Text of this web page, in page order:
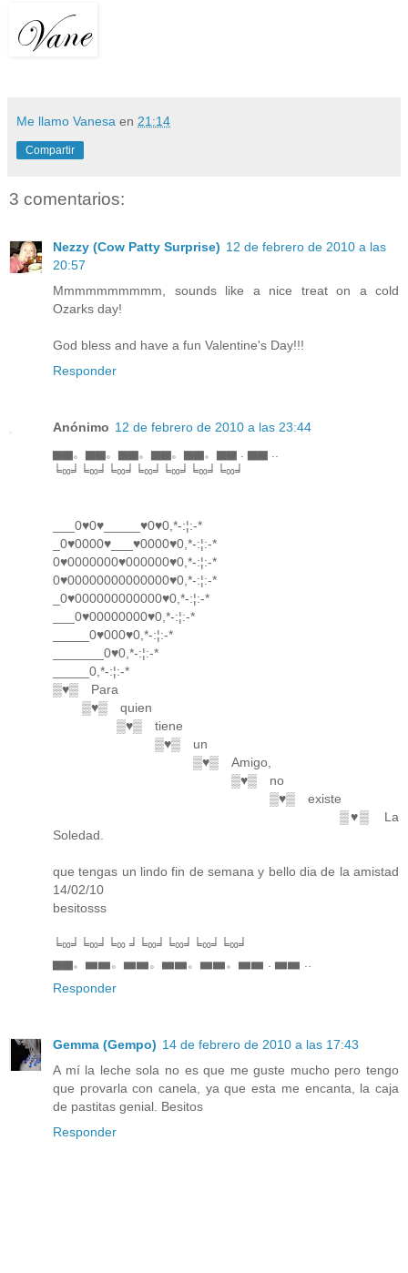
Me llamo Vanesa en 21:14
Compartir
3 comentarios:
Nezzy (Cow Patty Surprise) 12 de febrero de 2010 a las
20:57
Mmmmmmmmmm, sounds like a nice treat on a cold
Ozarks day!
God bless and have a fun Valentine's Day!!!
Responder
Anónimo 12 de febrero de 2010 a las 23:44
▅▅。▅▅。▅▅。▅▅。▅▅。▅▅ . ▅▅ ..
╘∞╛╘∞╛╘∞╛╘∞╛╘∞╛╘∞╛╘∞╛
___0♥0♥_____♥0♥0,*-:¦:-*
_0♥0000♥___♥0000♥0,*-:¦:-*
0♥0000000♥000000♥0,*-:¦:-*
0♥00000000000000♥0,*-:¦:-*
_0♥000000000000♥0,*-:¦:-*
___0♥00000000♥0,*-:¦:-*
_____0♥000♥0,*-:¦:-*
_______0♥0,*-:¦:-*
_____0,*-:¦:-*
▒♥▒ Para
▒♥▒ quien
▒♥▒ tiene
▒♥▒ un
▒♥▒ Amigo,
▒♥▒ no
▒♥▒ existe
▒♥▒ La
Soledad.
que tengas un lindo fin de semana y bello dia de la amistad
14/02/10
besitosss
╘∞╛╘∞╛╘∞ ╛╘∞╛╘∞╛╘∞╛╘∞╛
▅▅。▅▅。▅▅。▅▅。▅▅。▅▅ . ▅▅ ..
Responder
Gemma (Gempo) 14 de febrero de 2010 a las 17:43
A mí la leche sola no es que me guste mucho pero tengo
que provarla con canela, ya que esta me encanta, la caja
de pastitas genial. Besitos
Responder